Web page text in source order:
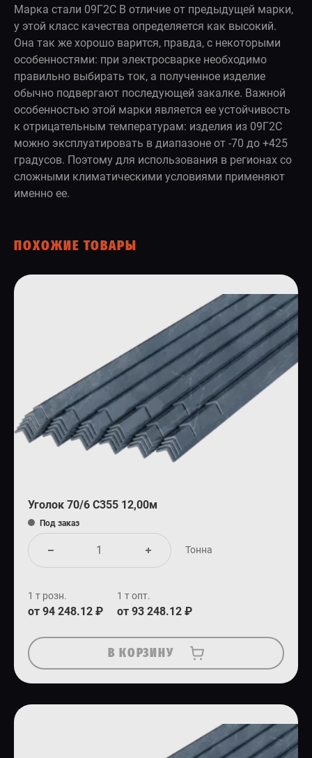
Марка стали 09Г2С В отличие от предыдущей марки,
у этой класс качества определяется как высокий.
Она так же хорошо варится, правда, с некоторыми
особенностями: при электросварке необходимо
правильно выбирать ток, а полученное изделие
обычно подвергают последующей закалке. Важной
особенностью этой марки является ее устойчивость
к отрицательным температурам: изделия из 09Г2С
можно эксплуатировать в диапазоне от -70 до +425
градусов. Поэтому для использования в регионах со
сложными климатическими условиями применяют
именно ее.
ПОХОЖИЕ ТОВАРЫ
Уголок 70/6 С355 12,00м
Под заказ
Тонна
1 т розн.
от 94 248.12 ₽
1 т опт.
от 93 248.12 ₽
В КОРЗИНУ